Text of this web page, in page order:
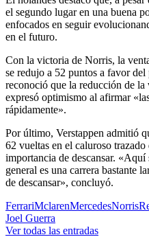
el segundo lugar en una buena
enfocados en seguir
en el futuro.
Con la victoria de Norris, la
se redujo a 52 puntos a favor
reconoció que la reducción de la
expresó optimismo al afirmar
rápidamente».
Por último, Verstappen admitió
62 vueltas en el caluroso
importancia de descansar.
general es una carrera bastante
de descansar», concluyó.
Etiquetas:
FerrariMclarenMercedesNorris
Joel Guerra
Ver todas las entradas